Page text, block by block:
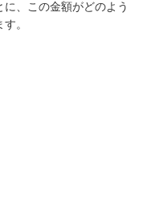
、この金額がどのよう
。